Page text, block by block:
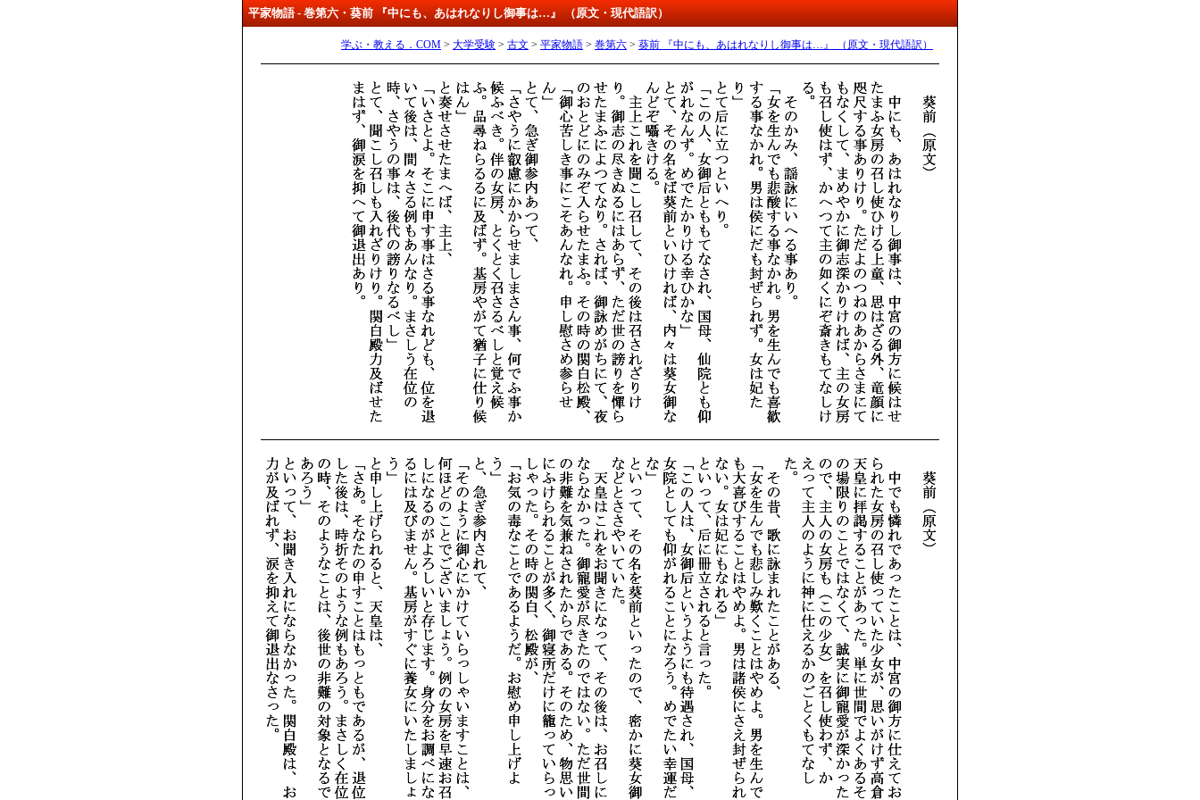
平家物語 - 巻第六・葵前 『中にも、あはれなりし御事は…』 （原文・現代語訳）
学ぶ・教える．COM > 大学受験 > 古文 > 平家物語 > 巻第六 > 葵前 『中にも、あはれなりし御事は…』 （原文・現代語訳）